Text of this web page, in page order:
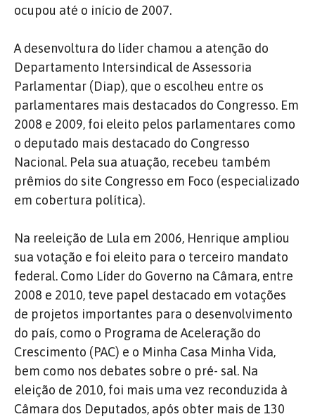
ocupou até o início de 2007.
A desenvoltura do líder chamou a atenção do
Departamento Intersindical de Assessoria
Parlamentar (Diap), que o escolheu entre os
parlamentares mais destacados do Congresso. Em
2008 e 2009, foi eleito pelos parlamentares como
o deputado mais destacado do Congresso
Nacional. Pela sua atuação, recebeu também
prêmios do site Congresso em Foco (especializado
em cobertura política).
Na reeleição de Lula em 2006, Henrique ampliou
sua votação e foi eleito para o terceiro mandato
federal. Como Líder do Governo na Câmara, entre
2008 e 2010, teve papel destacado em votações
de projetos importantes para o desenvolvimento
do país, como o Programa de Aceleração do
Crescimento (PAC) e o Minha Casa Minha Vida,
bem como nos debates sobre o pré- sal. Na
eleição de 2010, foi mais uma vez reconduzida à
Câmara dos Deputados, após obter mais de 130